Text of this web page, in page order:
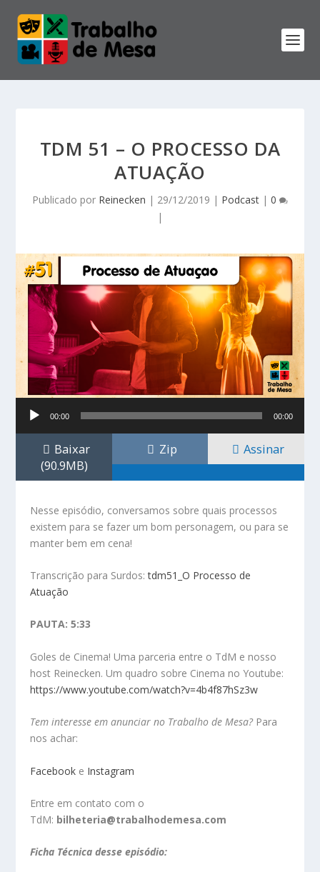
TDM 51 – O PROCESSO DA
ATUAÇÃO
Publicado por Reinecken | 29/12/2019 | Podcast | 0
|
Tocador
00:00 00:00
Baixar
(90.9MB)
Zip Assinar
Nesse episódio, conversamos sobre quais processos
existem para se fazer um bom personagem, ou para se
manter bem em cena!
Transcrição para Surdos:tdm51_O Processo de
Atuação
PAUTA: 5:33
Goles de Cinema! Uma parceria entre o TdM e nosso
host Reinecken. Um quadro sobre Cinema no Youtube:
https://www.youtube.com/watch?v=4b4f87hSz3w
Tem interesse em anunciar no Trabalho de Mesa? Para
nos achar:
Facebook e Instagram
Entre em contato com o
TdM: bilheteria@trabalhodemesa.com
Ficha Técnica desse episódio: